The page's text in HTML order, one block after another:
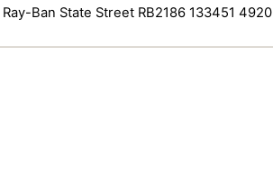
Ray-Ban State Street RB2186 133451 4920